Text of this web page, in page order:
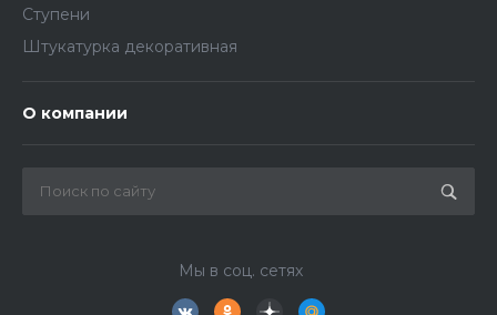
Ступени
Штукатурка декоративная
О компании
Мы в соц. сетях